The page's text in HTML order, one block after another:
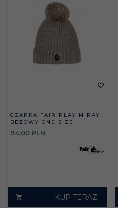
CZAPKA FAIR PLAY MIRAY
BEŻOWY ONE SIZE
94,00 PLN
KUP TERAZ!